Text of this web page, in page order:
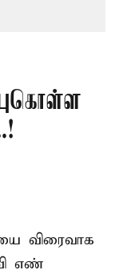
விரைவாக
எண்